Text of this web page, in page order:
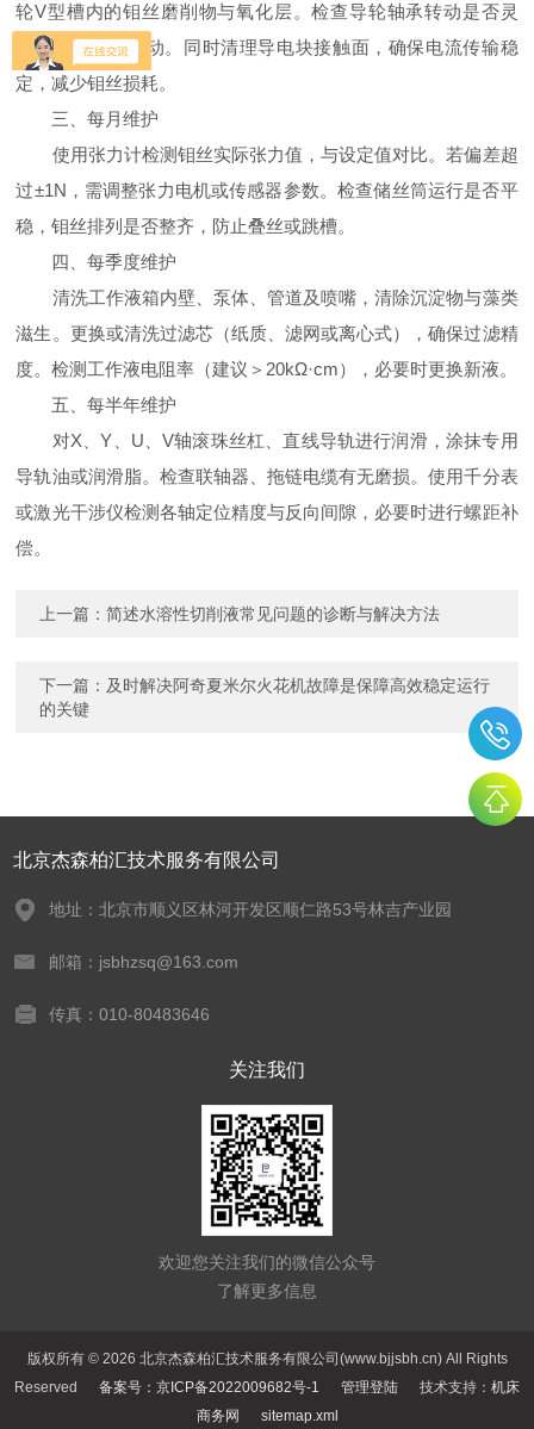
轮V型槽内的钼丝磨削物与氧化层。检查导轮轴承转动是否灵
活，有无轴向窜动。同时清理导电块接触面，确保电流传输稳
定，减少钼丝损耗。
三、每月维护
使用张力计检测钼丝实际张力值，与设定值对比。若偏差超
过±1N，需调整张力电机或传感器参数。检查储丝筒运行是否平
稳，钼丝排列是否整齐，防止叠丝或跳槽。
四、每季度维护
清洗工作液箱内壁、泵体、管道及喷嘴，清除沉淀物与藻类
滋生。更换或清洗过滤芯（纸质、滤网或离心式），确保过滤精
度。检测工作液电阻率（建议＞20kΩ·cm），必要时更换新液。
五、每半年维护
对X、Y、U、V轴滚珠丝杠、直线导轨进行润滑，涂抹专用
导轨油或润滑脂。检查联轴器、拖链电缆有无磨损。使用千分表
或激光干涉仪检测各轴定位精度与反向间隙，必要时进行螺距补
偿。
上一篇：简述水溶性切削液常见问题的诊断与解决方法
下一篇： 及时解决阿奇夏米尔火花机故障是保障高效稳定运行
的关键
北京杰森柏汇技术服务有限公司
地址：北京市顺义区林河开发区顺仁路53号林吉产业园
邮箱：jsbhzsq@163.com
传真：010-80483646
关注我们
欢迎您关注我们的微信公众号
了解更多信息
版权所有 © 2026 北京杰森柏汇技术服务有限公司(www.bjjsbh.cn) All Rights
Reserved 备案号：京ICP备2022009682号-1 管理登陆 技术支持： 机床
商务网
sitemap.xml